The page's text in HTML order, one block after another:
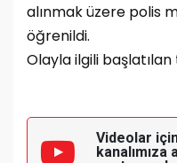
alınmak üzere polis
öğrenildi.
Olayla ilgili
Videolar
kanalımıza